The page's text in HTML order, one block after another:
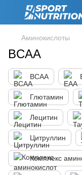
Аминокислоты
BCAA
BCAA
Глютамин
Лецитин
Цитруллин
Комплекс